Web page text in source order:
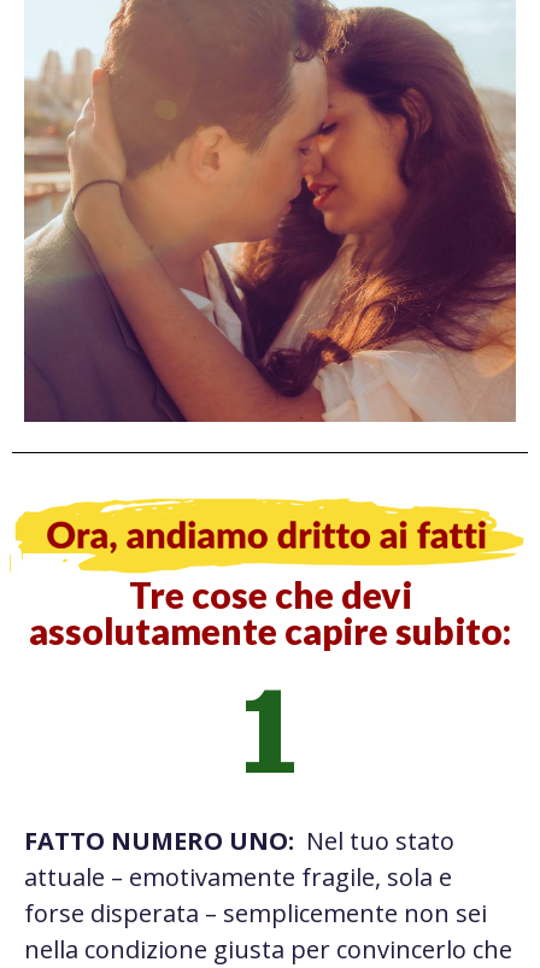
Tre cose che devi
assolutamente capire subito:
1
FATTO NUMERO UNO: Nel tuo stato
attuale – emotivamente fragile, sola e
forse disperata – semplicemente non sei
nella condizione giusta per convincerlo che